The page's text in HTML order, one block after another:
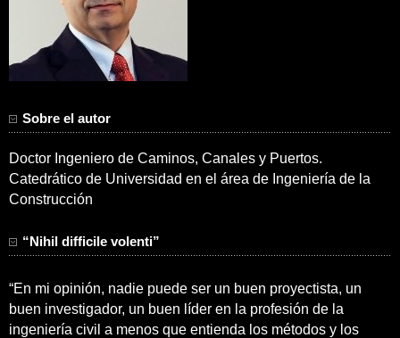
Sobre el autor
Doctor Ingeniero de Caminos, Canales y Puertos.
Catedrático de Universidad en el área de Ingeniería de la
Construcción
“Nihil difficile volenti”
“En mi opinión, nadie puede ser un buen proyectista, un
buen investigador, un buen líder en la profesión de la
ingeniería civil a menos que entienda los métodos y los